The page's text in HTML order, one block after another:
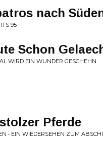
nach
95
Schon
WIRD EIN WUNDER GESCHEHN
Pferde
• EIN WIEDERSEHEN ZUM